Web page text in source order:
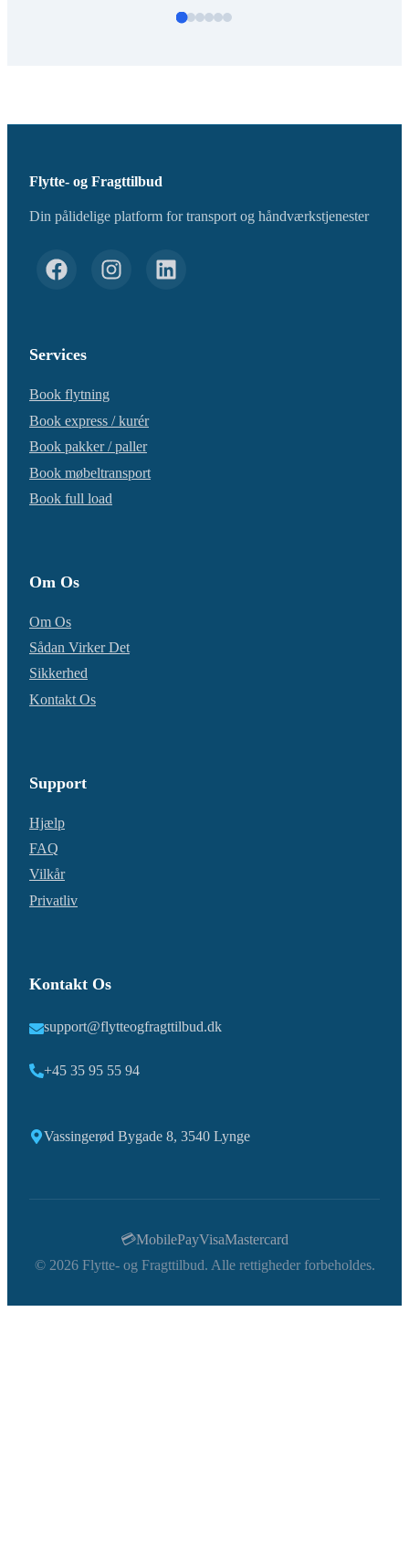
Flytte- og Fragttilbud
Din pålidelige platform for transport og håndværkstjenester
Services
Book flytning
Book express / kurér
Book pakker / paller
Book møbeltransport
Book full load
Om Os
Om Os
Sådan Virker Det
Sikkerhed
Kontakt Os
Support
Hjælp
FAQ
Vilkår
Privatliv
Kontakt Os
support@flytteogfragttilbud.dk
+45 35 95 55 94
Vassingerød Bygade 8, 3540 Lynge
© 2026Flytte- og Fragttilbud. Alle rettigheder forbeholdes.
💳MobilePayVisaMastercard